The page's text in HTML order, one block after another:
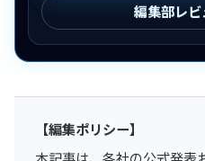
編集部レ
【編集ポリシー】